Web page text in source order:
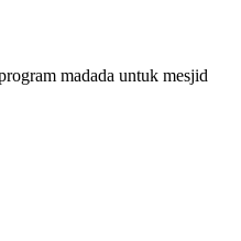
madada untuk mesjid